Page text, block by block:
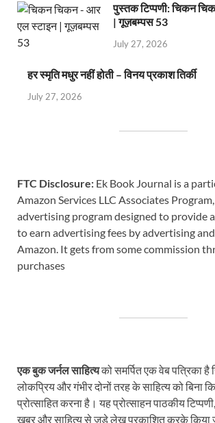
पुस्तक टिप्पणी: चिकन
| गूज़बम्पस 53
July 27, 2026
हर स्मृति मधुर नहीं होती – विनय प्रकाश तिर्की
July 27, 2026
FTC Disclosure: Ek Book Journal is a
Amazon Services LLC Associates
advertising program designed to provide
to earn advertising fees by advertising
Amazon. It gets from some commission
purchases
एक बुक जर्नल साहित्यको समर्पित एक वेब पत्रिका
लोकप्रिय और गंभीर दोनों तरह के साहित्य को बिना
प्रोत्साहित करना है। यह प्रोत्साहन पाठकीय
खबर और साहित्य से जुड़े लेख प्रकाशित करके किया